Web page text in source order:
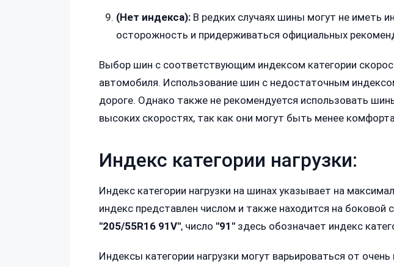
(Нет индекса): В редких случаях шины могут не иметь
осторожность и придерживаться официальных
Выбор шин с соответствующим индексом категории
автомобиля. Использование шин с недостаточным
дороге. Однако также не рекомендуется использовать
высоких скоростях, так как они могут быть менее
Индекс категории нагрузки:
Индекс категории нагрузки на шинах указывает на
индекс представлен числом и также находится на
"205/55R16 91V", число "91" здесь обозначает индекс
Индексы категории нагрузки могут варьироваться от